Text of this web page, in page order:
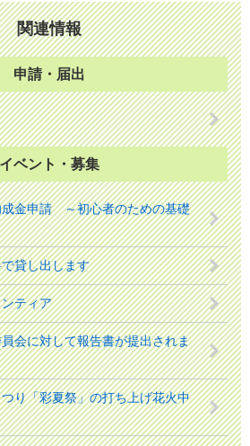
関連情報
申請・届出
イベント・募集
金申請 ～初心者のための基礎
貸し出します
ティア
会に対して報告書が提出されま
り「彩夏祭」の打ち上げ花火中